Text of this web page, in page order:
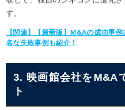
す。
【関連】【最新版】M&Aの成功事
名な失敗事例も紹介！
3. 映画館会社をM&A
ト